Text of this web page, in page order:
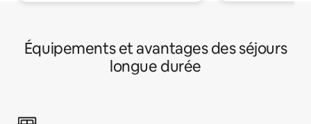
Équipements et avantages des séjours
longue durée